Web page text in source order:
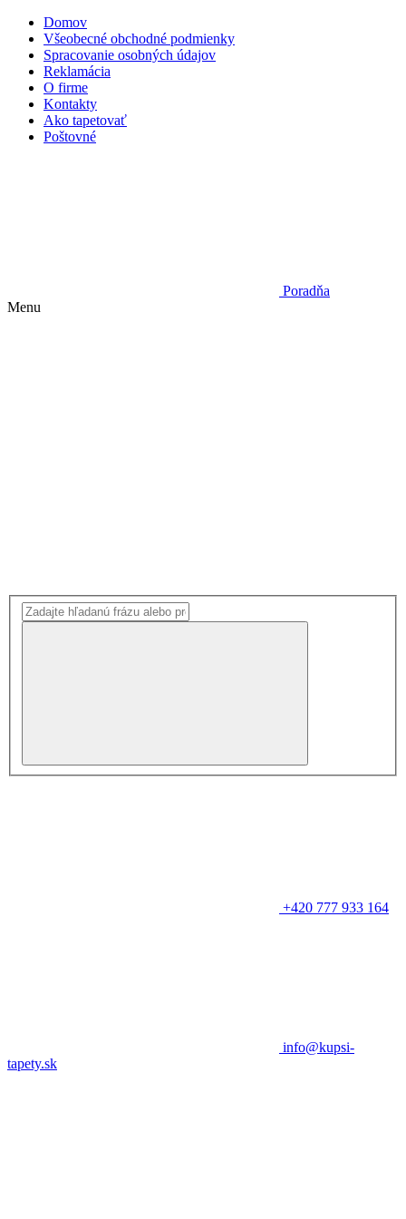
Domov
Všeobecné obchodné podmienky
Spracovanie osobných údajov
Reklamácia
O firme
Kontakty
Ako tapetovať
Poštovné
Poradňa
Menu
+420 777 933 164
info@kupsi-
tapety.sk